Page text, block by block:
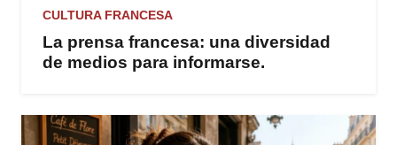
CULTURA FRANCESA
La prensa francesa: una diversidad
de medios para informarse.